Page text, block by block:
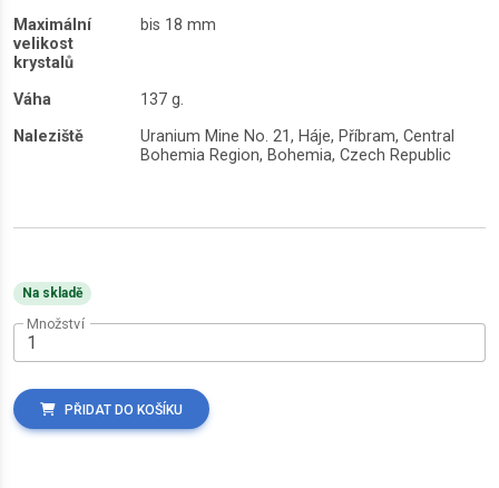
Maximální
velikost
krystalů
bis 18 mm
Váha
137 g.
Naleziště
Uranium Mine No. 21, Háje, Příbram, Central
Bohemia Region, Bohemia, Czech Republic
Na skladě
Množství
PŘIDAT DO KOŠÍKU